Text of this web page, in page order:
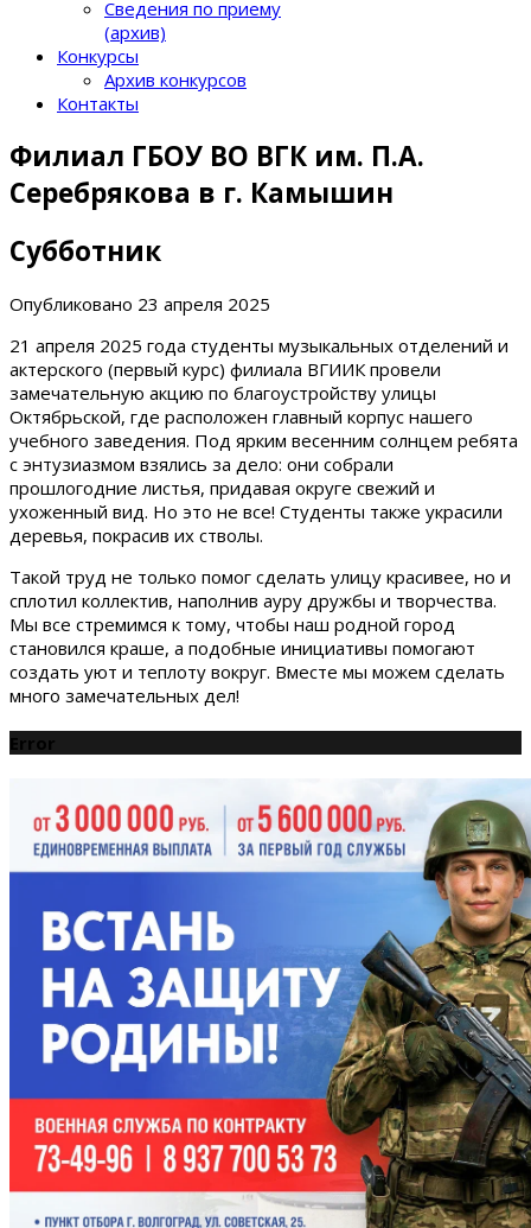
Сведения по приему
(архив)
Конкурсы
Архив конкурсов
Контакты
Филиал ГБОУ ВО ВГК им. П.А.
Серебрякова в г. Камышин
Субботник
Опубликовано 23 апреля 2025
21 апреля 2025 года студенты музыкальных отделений и
актерского (первый курс) филиала ВГИИК провели
замечательную акцию по благоустройству улицы
Октябрьской, где расположен главный корпус нашего
учебного заведения. Под ярким весенним солнцем ребята
с энтузиазмом взялись за дело: они собрали
прошлогодние листья, придавая округе свежий и
ухоженный вид. Но это не все! Студенты также украсили
деревья, покрасив их стволы.
Такой труд не только помог сделать улицу красивее, но и
сплотил коллектив, наполнив ауру дружбы и творчества.
Мы все стремимся к тому, чтобы наш родной город
становился краше, а подобные инициативы помогают
создать уют и теплоту вокруг. Вместе мы можем сделать
много замечательных дел!
Error